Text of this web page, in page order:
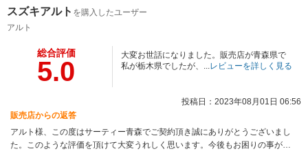
スズキアルト を購入したユーザー
アルト
総合評価
5.0
大変お世話になりました。販売店が青森県で
私が栃木県でしたが、...レビューを詳しく見る
投稿日：2023年08月01日 06:56
販売店からの返答
アルト様、この度はサーティー青森でご契約頂き誠にありがとうございまし
た。このような評価を頂けて大変うれしく思います。今後もお困りの事が御